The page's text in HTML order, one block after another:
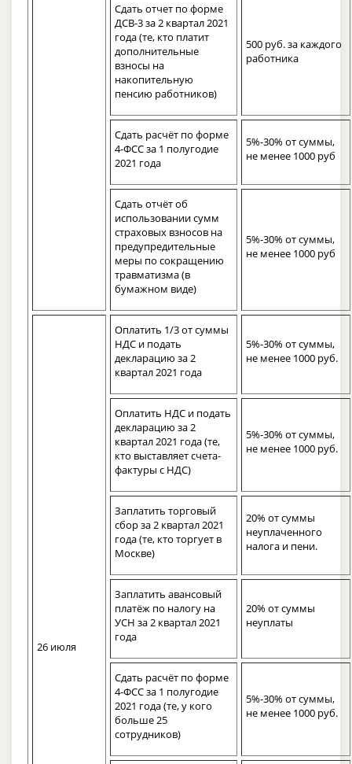
Сдать отчет по форме
ДСВ-3 за 2 квартал 2021
года (те, кто платит
дополнительные
взносы на
накопительную
пенсию работников)
500 руб. за каждого
работника
Сдать расчёт по форме
4-ФСС за 1 полугодие
2021 года
5%-30% от суммы,
не менее 1000 руб
Сдать отчёт об
использовании сумм
страховых взносов на
предупредительные
меры по сокращению
травматизма (в
бумажном виде)
5%-30% от суммы,
не менее 1000 руб
26 июля
Оплатить 1/3 от суммы
НДС и подать
декларацию за 2
квартал 2021 года
5%-30% от суммы,
не менее 1000 руб.
Оплатить НДС и подать
декларацию за 2
квартал 2021 года (те,
кто выставляет счета-
фактуры с НДС)
5%-30% от суммы,
не менее 1000 руб.
Заплатить торговый
сбор за 2 квартал 2021
года (те, кто торгует в
Москве)
20% от суммы
неуплаченного
налога и пени.
Заплатить авансовый
платёж по налогу на
УСН за 2 квартал 2021
года
20% от суммы
неуплаты
Сдать расчёт по форме
4-ФСС за 1 полугодие
2021 года (те, у кого
больше 25
сотрудников)
5%-30% от суммы,
не менее 1000 руб.